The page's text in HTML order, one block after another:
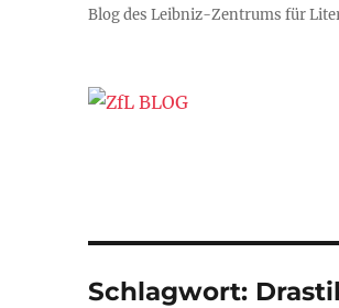
Blog des Leibniz-Zentrums für
Schlagwort: